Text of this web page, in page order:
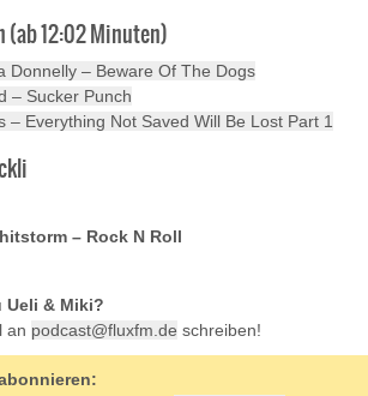
(ab 12:02 Minuten)
Donnelly – Beware Of The Dogs
– Sucker Punch
– Everything Not Saved Will Be Lost Part 1
– Rock N Roll
Ueli & Miki?
an podcast@fluxfm.de schreiben!